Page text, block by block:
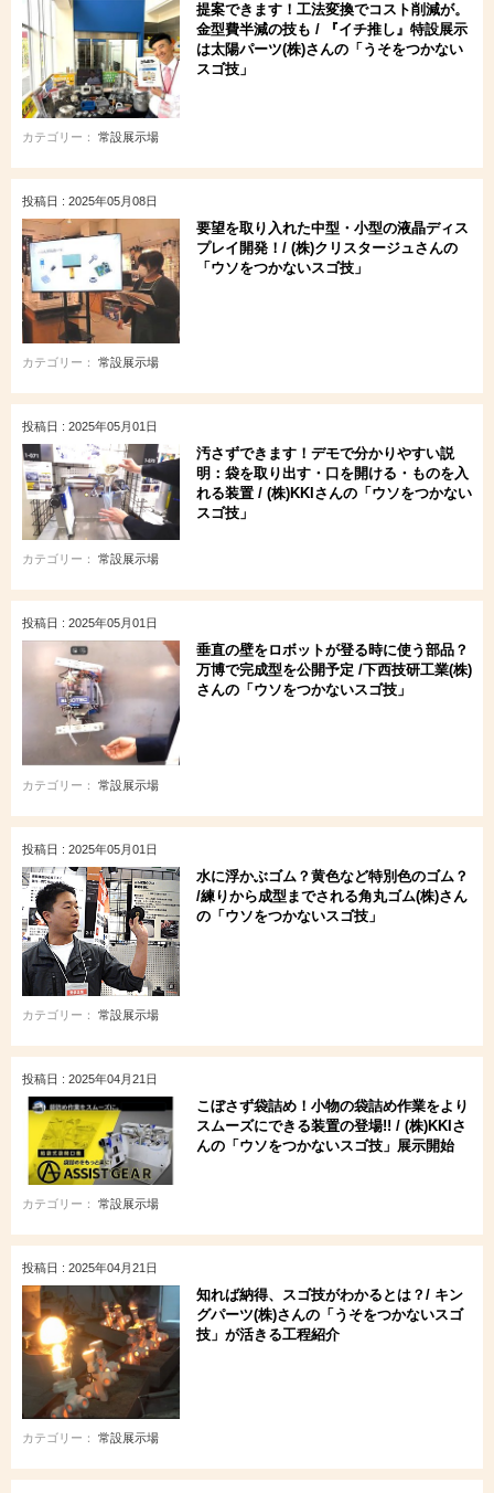
提案できます！工法変換でコスト削減が。
金型費半減の技も / 『イチ推し』特設展示
は太陽パーツ(株)さんの「うそをつかない
スゴ技」
カテゴリー： 常設展示場
投稿日 : 2025年05月08日
要望を取り入れた中型・小型の液晶ディス
プレイ開発！/ (株)クリスタージュさんの
「ウソをつかないスゴ技」
カテゴリー： 常設展示場
投稿日 : 2025年05月01日
汚さずできます！デモで分かりやすい説
明：袋を取り出す・口を開ける・ものを入
れる装置 / (株)KKIさんの「ウソをつかない
スゴ技」
カテゴリー： 常設展示場
投稿日 : 2025年05月01日
垂直の壁をロボットが登る時に使う部品？
万博で完成型を公開予定 /下西技研工業(株)
さんの「ウソをつかないスゴ技」
カテゴリー： 常設展示場
投稿日 : 2025年05月01日
水に浮かぶゴム？黄色など特別色のゴム？
/練りから成型までされる角丸ゴム(株)さん
の「ウソをつかないスゴ技」
カテゴリー： 常設展示場
投稿日 : 2025年04月21日
こぼさず袋詰め！小物の袋詰め作業をより
スムーズにできる装置の登場!! / (株)KKIさ
んの「ウソをつかないスゴ技」展示開始
カテゴリー： 常設展示場
投稿日 : 2025年04月21日
知れば納得、スゴ技がわかるとは？/ キン
グパーツ(株)さんの「うそをつかないスゴ
技」が活きる工程紹介
カテゴリー： 常設展示場